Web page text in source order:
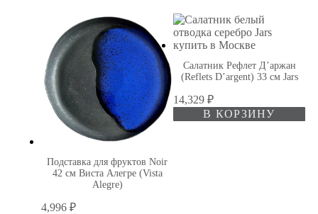
Подставка для фруктов Noir
42 см Виста Алегре (Vista
Alegre)
4,996 ₽
Салатник Рефлет Д’аржан
(Reflets D’argent) 33 см Jars
14,329 ₽
В КОРЗИНУ